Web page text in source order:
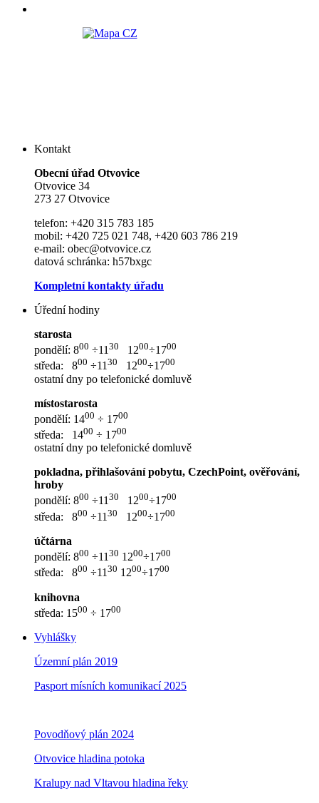
Kontakt
Obecní úřad Otvovice
Otvovice 34
273 27 Otvovice
telefon: +420 315 783 185
mobil: +420 725 021 748, +420 603 786 219
e-mail: obec@otvovice.cz
datová schránka: h57bxgc
Kompletní kontakty úřadu
Úřední hodiny
starosta
pondělí: 800 ÷11 30 1200÷1700
středa: 800 ÷1130 1200÷1700
ostatní dny po telefonické domluvě
místostarosta
pondělí: 1400 ÷ 1700
středa: 1400 ÷ 1700
ostatní dny po telefonické domluvě
pokladna, přihlašování pobytu, CzechPoint, ověřování,
hroby
pondělí: 800 ÷1130 1200÷1700
středa: 800 ÷11 30 1200÷1700
účtárna
pondělí: 800 ÷11 30 1200÷1700
středa: 800 ÷1130 1200÷1700
knihovna
středa: 1500 ÷ 1700
Vyhlášky
Územní plán 2019
Pasport mísních komunikací 2025
Povodňový plán 2024
Otvovice hladina potoka
Kralupy nad Vltavou hladina řeky